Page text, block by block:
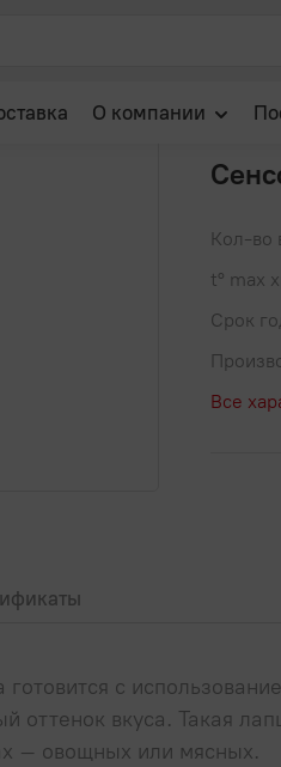
О компании
Популярные
Лапша гречневая
Кол-во
t° max
Срок
Все
с
оттенок вкуса. Такая
– овощных или мясных.